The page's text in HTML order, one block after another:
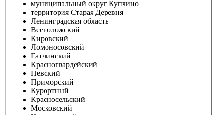
муниципальный округ Купчино
территория Старая Деревня
Ленинградская область
Всеволожский
Кировский
Ломоносовский
Гатчинский
Красногвардейский
Невский
Приморский
Курортный
Красносельский
Московский